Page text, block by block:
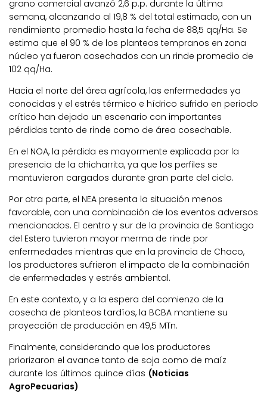
grano comercial avanzó 2,6 p.p. durante la última
semana, alcanzando al 19,8 % del total estimado, con un
rendimiento promedio hasta la fecha de 88,5 qq/Ha. Se
estima que el 90 % de los planteos tempranos en zona
núcleo ya fueron cosechados con un rinde promedio de
102 qq/Ha.
Hacia el norte del área agrícola, las enfermedades ya
conocidas y el estrés térmico e hídrico sufrido en periodo
crítico han dejado un escenario con importantes
pérdidas tanto de rinde como de área cosechable.
En el NOA, la pérdida es mayormente explicada por la
presencia de la chicharrita, ya que los perfiles se
mantuvieron cargados durante gran parte del ciclo.
Por otra parte, el NEA presenta la situación menos
favorable, con una combinación de los eventos adversos
mencionados. El centro y sur de la provincia de Santiago
del Estero tuvieron mayor merma de rinde por
enfermedades mientras que en la provincia de Chaco,
los productores sufrieron el impacto de la combinación
de enfermedades y estrés ambiental.
En este contexto, y a la espera del comienzo de la
cosecha de planteos tardíos, la BCBA mantiene su
proyección de producción en 49,5 MTn.
Finalmente, considerando que los productores
priorizaron el avance tanto de soja como de maíz
durante los últimos quince días (Noticias
AgroPecuarias)